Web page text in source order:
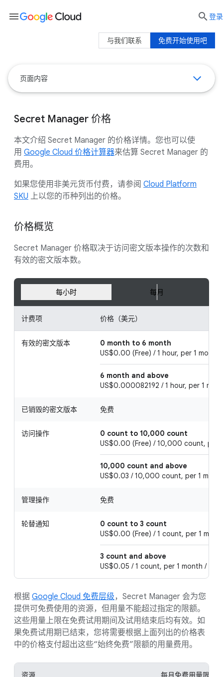
页面内容
Secret Manager 价格
本文介绍 Secret Manager 的价格详情。您也可以使
用 Google Cloud 价格计算器来估算 Secret Manager 的
费用。
如果您使用非美元货币付费，请参阅 Cloud Platform
SKU 上以您的币种列出的价格。
价格概览
Secret Manager 价格取决于访问密文版本操作的次数和
有效的密文版本数。
每小时 每月
计费项 价格（美元）
有效的密文版本
0 month to 6 month
US$0.00 (Free) / 1 hour, per 1
6 month and above
US$0.000082192 / 1 hour, per 1
已销毁的密文版本 免费
访问操作
0 count to 10,000 count
US$0.00 (Free) / 10,000 count, per
10,000 count and above
US$0.03 / 10,000 count, per 1
管理操作 免费
轮替通知
0 count to 3 count
US$0.00 (Free) / 1 count, per 1
3 count and above
US$0.05 / 1 count, per 1 month /
根据 Google Cloud 免费层级，Secret Manager 会为您
提供可免费使用的资源，但用量不能超过指定的限额。
这些用量上限在免费试用期间及试用结束后均有效。如
果免费试用期已结束，您将需要根据上面列出的价格表
中的价格支付超出这些“始终免费”限额的用量费用。
资源 每月免费用量限额
menu  登录
免费开始使用吧
与我们联系